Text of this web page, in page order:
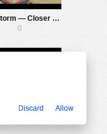
BrainStorm — Closer To You
0
BrainStorm — Nothing Lasts Forever
Discard Allow